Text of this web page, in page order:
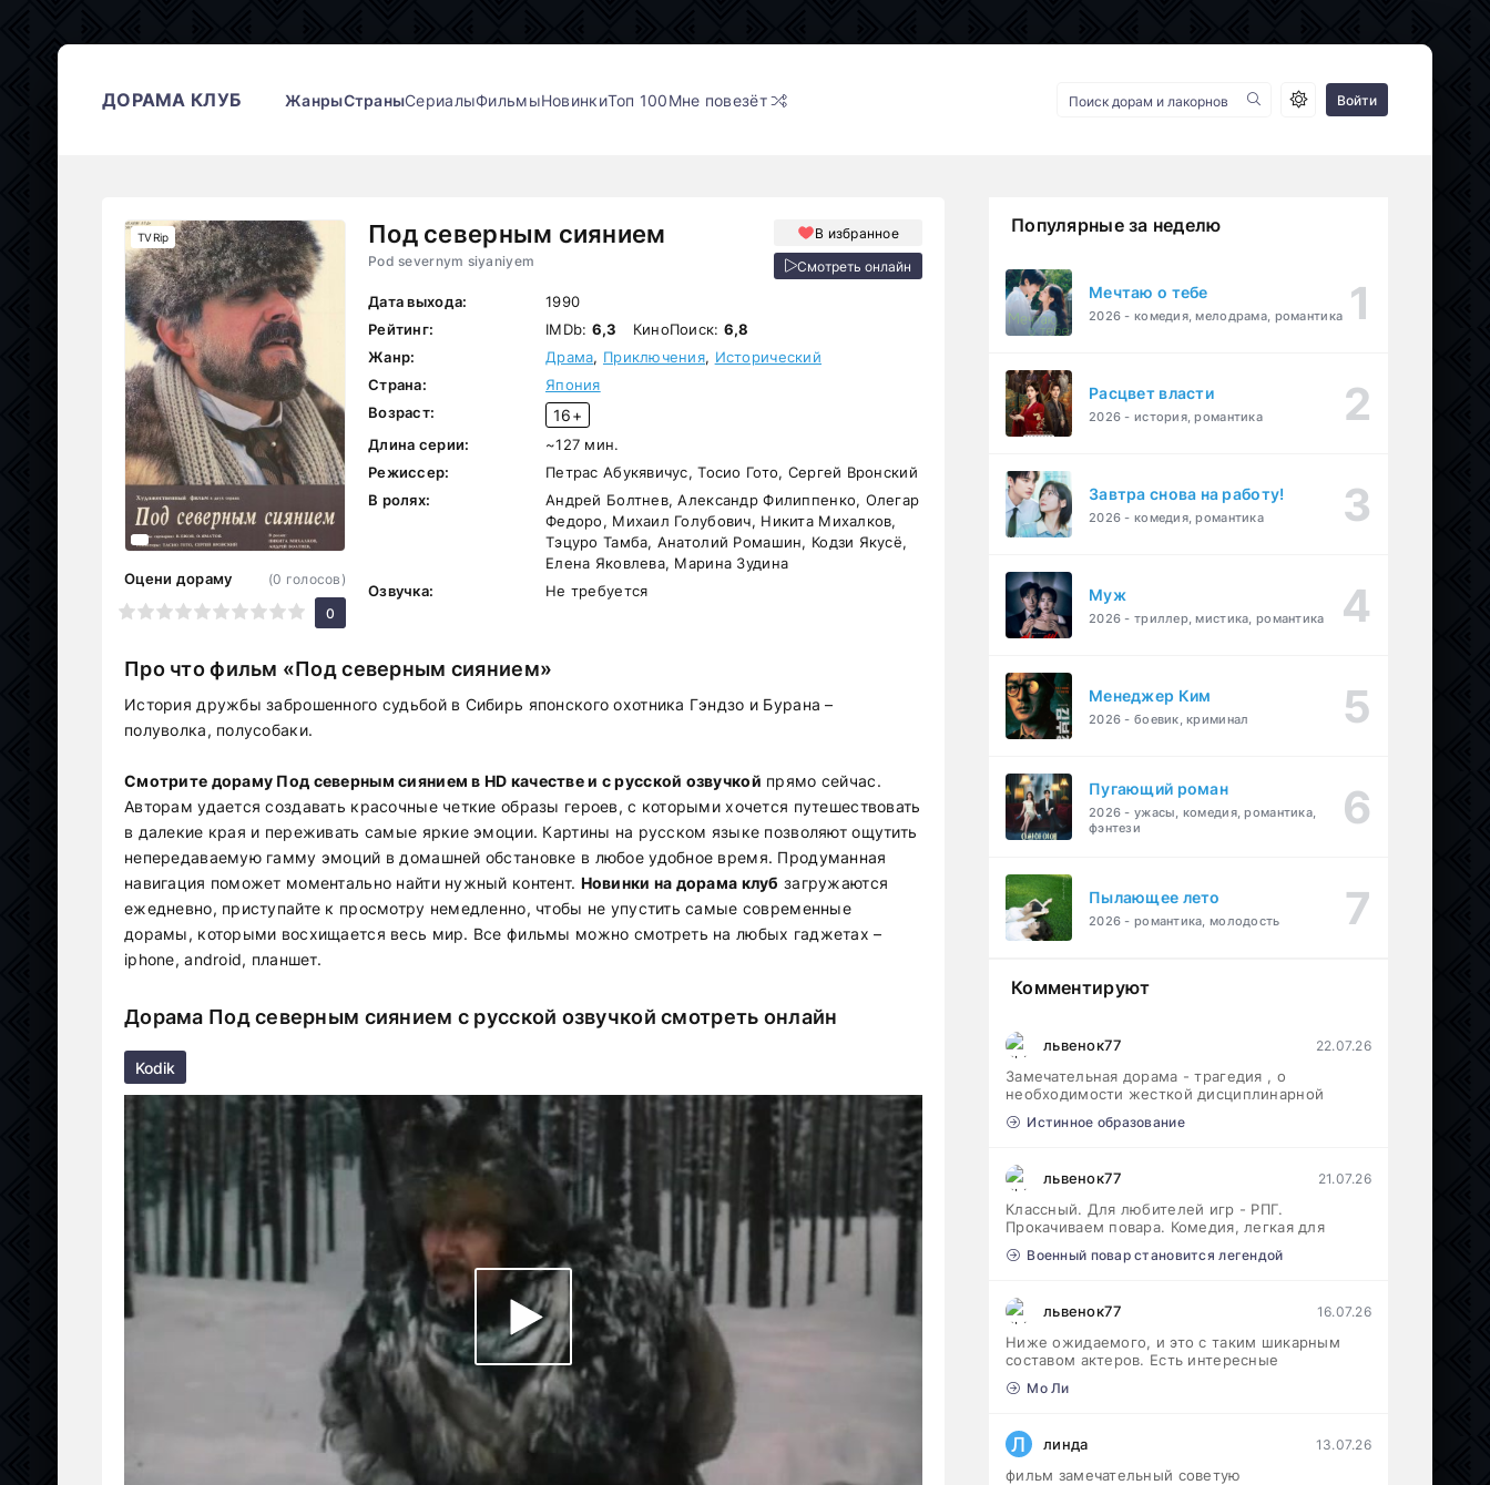
ДОРАМА КЛУБ ЖанрыСтраныСериалыФильмыНовинкиТоп 100Мне повезёт Войти
Под северным сиянием
Pod severnym siyaniyem
В избранное
Смотреть онлайн
TVRip
Оцени дораму
7 8 9 10
(0 голосов)
0
Дата выхода:
1990
Рейтинг:
IMDb: 6,3 КиноПоиск: 6,8
Жанр:
Драма, Приключения, Исторический
Страна:
Япония
Возраст:
16+
Длина серии:
~127 мин.
Режиссер:
Петрас Абукявичус, Тосио Гото, Сергей Вронский
В ролях:
Андрей Болтнев, Александр Филиппенко, Олегар
Федоро, Михаил Голубович, Никита Михалков,
Тэцуро Тамба, Анатолий Ромашин, Кодзи Якусё,
Елена Яковлева, Марина Зудина
Озвучка:
Не требуется
Про что фильм «Под северным сиянием»
История дружбы заброшенного судьбой в Сибирь японского охотника Гэндзо и Бурана –
полуволка, полусобаки.
Смотрите дораму Под северным сиянием в HD качестве и с русской озвучкой прямо сейчас.
Авторам удается создавать красочные четкие образы героев, с которыми хочется путешествовать
в далекие края и переживать самые яркие эмоции. Картины на русском языке позволяют ощутить
непередаваемую гамму эмоций в домашней обстановке в любое удобное время. Продуманная
навигация поможет моментально найти нужный контент. Новинки на дорама клуб загружаются
ежедневно, приступайте к просмотру немедленно, чтобы не упустить самые современные
дорамы, которыми восхищается весь мир. Все фильмы можно смотреть на любых гаджетах –
iphone, android, планшет.
Дорама Под северным сиянием с русской озвучкой смотреть онлайн
Kodik
Популярные за неделю
Мечтаю о тебе
2026 - комедия, мелодрама, романтика
Расцвет власти
2026 - история, романтика
Завтра снова на работу!
2026 - комедия, романтика
Муж
2026 - триллер, мистика, романтика
Менеджер Ким
2026 - боевик, криминал
Пугающий роман
2026 - ужасы, комедия, романтика,
фэнтези
Пылающее лето
2026 - романтика, молодость
Комментируют
львенок77 22.07.26
Замечательная дорама - трагедия , о
необходимости жесткой дисциплинарной
Истинное образование
львенок77 21.07.26
Классный. Для любителей игр - РПГ.
Прокачиваем повара. Комедия, легкая для
Военный повар становится легендой
львенок77 16.07.26
Ниже ожидаемого, и это с таким шикарным
составом актеров. Есть интересные
Мо Ли
Л линда 13.07.26
фильм замечательный советую